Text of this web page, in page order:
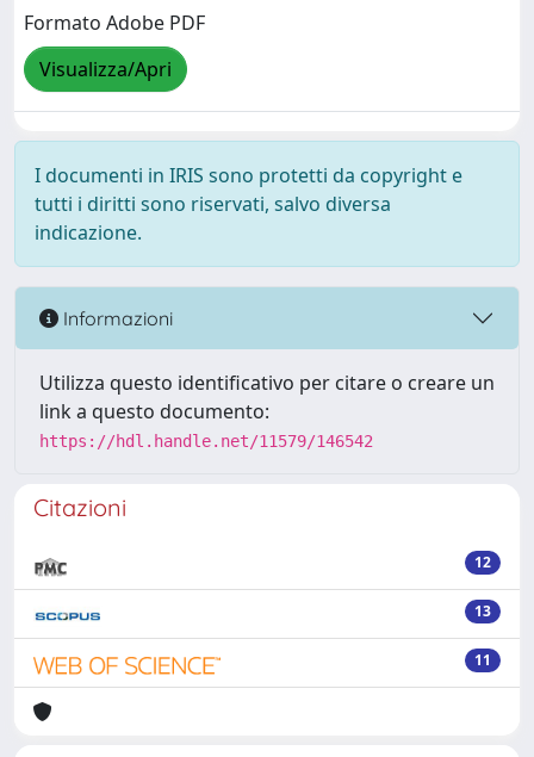
Formato Adobe PDF
Visualizza/Apri
I documenti in IRIS sono protetti da copyright e
tutti i diritti sono riservati, salvo diversa
indicazione.
Informazioni
Utilizza questo identificativo per citare o creare un
link a questo documento:
https://hdl.handle.net/11579/146542
Citazioni
12
13
11